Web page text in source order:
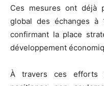
Ces mesures ont déjà
global des échanges à
confirmant la place
développement
À travers ces efforts